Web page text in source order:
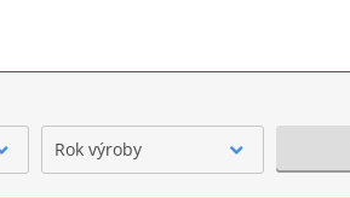
Rok výroby